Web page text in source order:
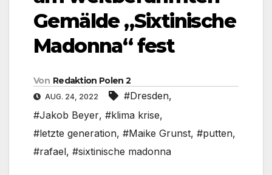
Gemälde „Sixtinische
Madonna“ fest
Von Redaktion Polen 2
AUG. 24, 2022 #Dresden,
#Jakob Beyer, #klima krise,
#letzte generation, #Maike Grunst, #putten,
#rafael, #sixtinische madonna